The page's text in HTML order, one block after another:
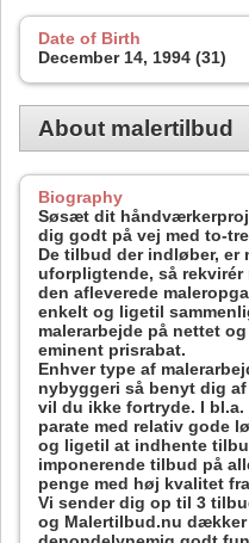
Date of Birth
December 14, 1994 (31)
About malertilbud
Biography
Søsæt dit
dig godt på vej med to-
De tilbud der indløber,
uforpligtende, så
den afleverede
enkelt og ligetil
malerarbejde på nettet
eminent prisrabat.
Enhver type af
nybyggeri så benyt dig
vil du ikke fortryde. I
parate med relativ gode
og ligetil at indhente
imponerende tilbud på
penge med høj kvalitet
Vi sender dig op til 3
og Malertilbud.nu